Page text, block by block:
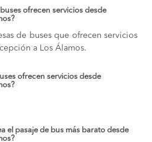
ofrecen servicios desde
de buses que ofrecen servicios
a Los Álamos.
ofrecen servicios desde
el pasaje de bus más barato desde